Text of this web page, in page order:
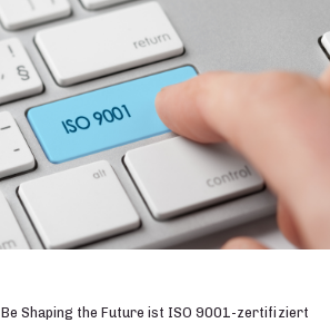
Be Shaping the Future ist ISO 9001-zertifiziert